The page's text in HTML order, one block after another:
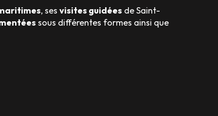
, ses visites guidées de Saint-
sous différentes formes ainsi que